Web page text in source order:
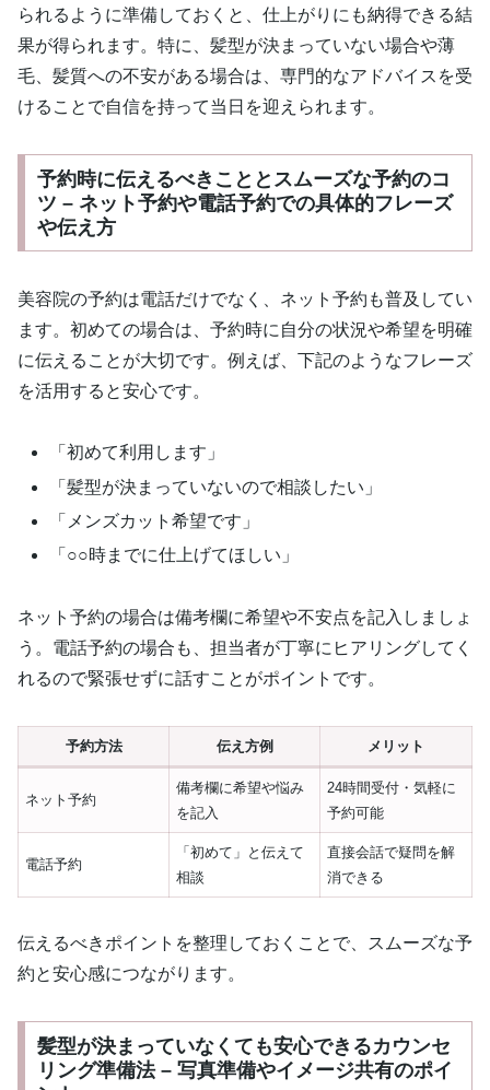
られるように準備しておくと、仕上がりにも納得できる結
果が得られます。特に、髪型が決まっていない場合や薄
毛、髪質への不安がある場合は、専門的なアドバイスを受
けることで自信を持って当日を迎えられます。
予約時に伝えるべきこととスムーズな予約のコ
ツ – ネット予約や電話予約での具体的フレーズ
や伝え方
美容院の予約は電話だけでなく、ネット予約も普及してい
ます。初めての場合は、予約時に自分の状況や希望を明確
に伝えることが大切です。例えば、下記のようなフレーズ
を活用すると安心です。
「初めて利用します」
「髪型が決まっていないので相談したい」
「メンズカット希望です」
「○○時までに仕上げてほしい」
ネット予約の場合は備考欄に希望や不安点を記入しましょ
う。電話予約の場合も、担当者が丁寧にヒアリングしてく
れるので緊張せずに話すことがポイントです。
予約方法 伝え方例 メリット
ネット予約
備考欄に希望や悩み
を記入
24時間受付・気軽に
予約可能
電話予約
「初めて」と伝えて
相談
直接会話で疑問を解
消できる
伝えるべきポイントを整理しておくことで、スムーズな予
約と安心感につながります。
髪型が決まっていなくても安心できるカウンセ
リング準備法 – 写真準備やイメージ共有のポイ